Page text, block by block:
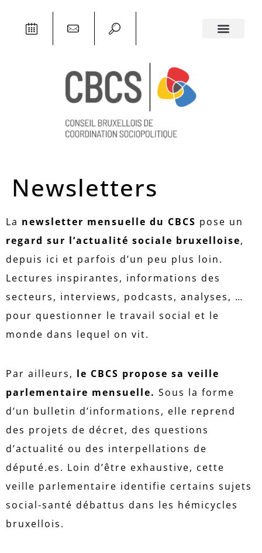
Newsletters
La newsletter mensuelle du CBCS pose un
regard sur l’actualité sociale bruxelloise,
depuis ici et parfois d’un peu plus loin.
Lectures inspirantes, informations des
secteurs, interviews, podcasts, analyses, …
pour questionner le travail social et le
monde dans lequel on vit.
Par ailleurs, le CBCS propose sa veille
parlementaire mensuelle. Sous la forme
d’un bulletin d’informations, elle reprend
des projets de décret, des questions
d’actualité ou des interpellations de
député.es. Loin d’être exhaustive, cette
veille parlementaire identifie certains sujets
social-santé débattus dans les hémicycles
bruxellois.